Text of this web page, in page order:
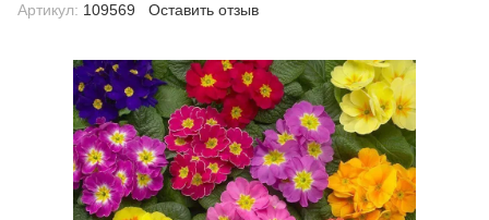
Артикул: 109569 Оставить отзыв